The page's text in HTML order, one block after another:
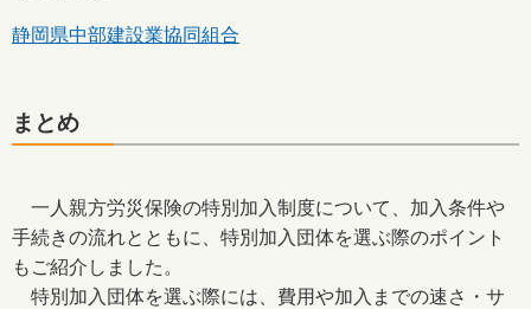
静岡県中部建設業協同組合
まとめ
一人親方労災保険の特別加入制度について、加入条件や
手続きの流れとともに、特別加入団体を選ぶ際のポイント
もご紹介しました。
特別加入団体を選ぶ際には、費用や加入までの速さ・サ